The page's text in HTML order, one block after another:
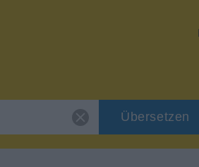
Übersetzen